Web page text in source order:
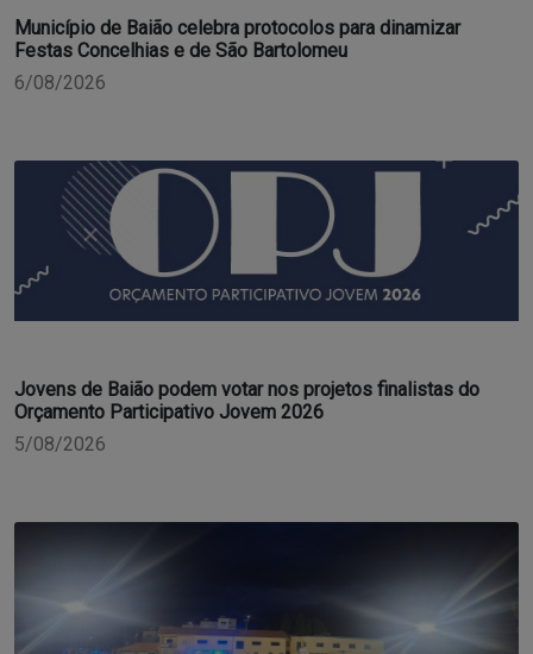
Município de Baião celebra protocolos para dinamizar
Festas Concelhias e de São Bartolomeu
6/08/2026
Jovens de Baião podem votar nos projetos finalistas do
Orçamento Participativo Jovem 2026
5/08/2026